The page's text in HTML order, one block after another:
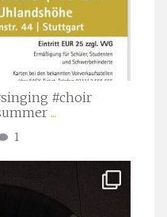
#choir
...
1
1